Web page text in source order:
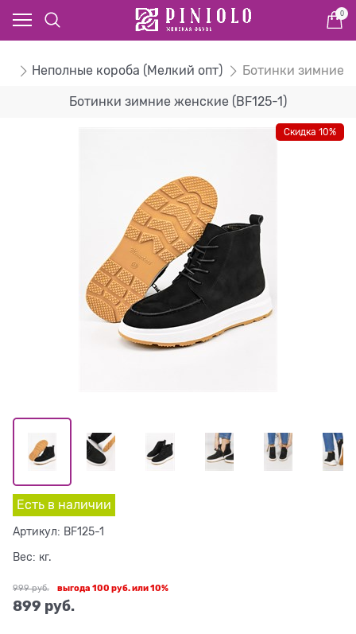
0
Неполные короба (Мелкий опт) Ботинки зимние
Ботинки зимние женские (BF125-1)
Скидка 10%
Есть в наличии
Артикул: BF125-1
Вес: кг.
999 руб.
899 руб.
выгода 100 руб.или10%